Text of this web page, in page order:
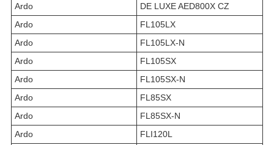
Ardo
DE LUXE AED800X CZ
Ardo
FL105LX
Ardo
FL105LX-N
Ardo
FL105SX
Ardo
FL105SX-N
Ardo
FL85SX
Ardo
FL85SX-N
Ardo
FLI120L